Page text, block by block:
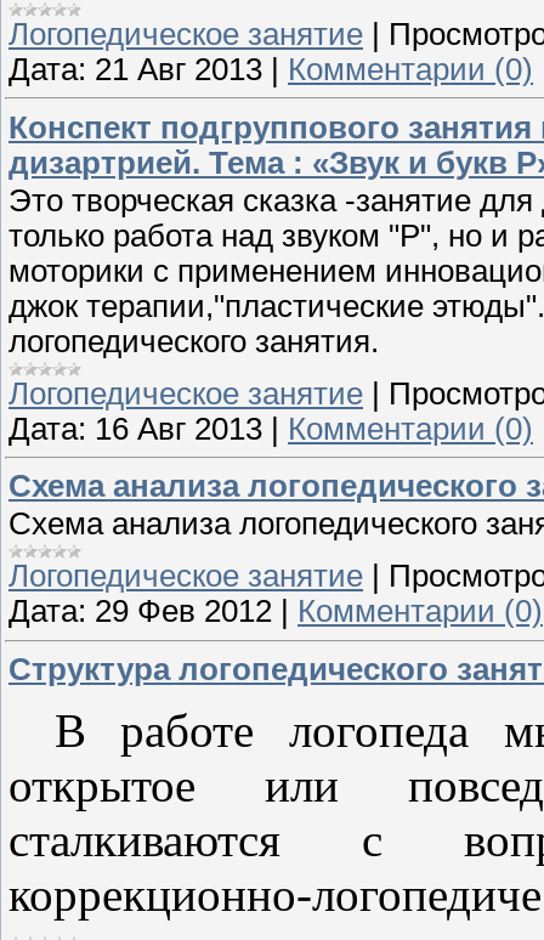
Логопедическое занятие
Дата: 21 Авг 2013
Комментарии (0)
Конспект подгруппового
дизартрией. Тема : «Звук и букв
Это творческая сказка -занятие
только работа над звуком "Р", но и
моторики с применением
джок терапии,"пластические
логопедического занятия.
Логопедическое занятие |
Дата: 16 Авг 2013 | Комментарии (0)
Схема анализа логопедического
Схема анализа логопедического
Логопедическое занятие
Дата: 29 Фев 2012
Комментарии (0)
Структура логопедического
В работе логопеда
открытое или
сталкиваются с
коррекционно-